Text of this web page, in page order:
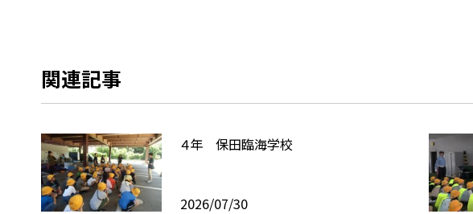
関連記事
４年 保田臨海学校
2026/07/30